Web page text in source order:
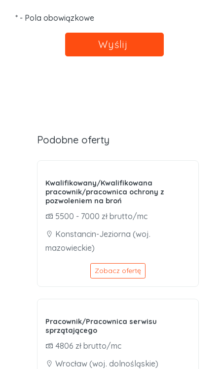
* - Pola obowiązkowe
Wyślij
Podobne oferty
Kwalifikowany/Kwalifikowana
pracownik/pracownica ochrony z
pozwoleniem na broń
5500 - 7000 zł brutto/mc
Konstancin-Jeziorna (woj.
mazowieckie)
Zobacz ofertę
Pracownik/Pracownica serwisu
sprzątającego
4806 zł brutto/mc
Wrocław (woj. dolnośląskie)